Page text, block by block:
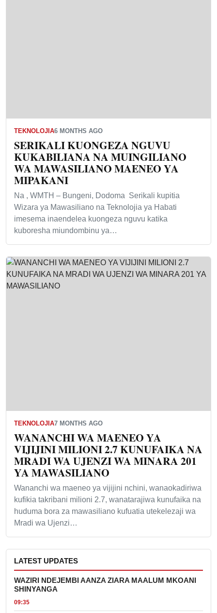
TEKNOLOJIA6 MONTHS AGO
SERIKALI KUONGEZA NGUVU
KUKABILIANA NA MUINGILIANO
WA MAWASILIANO MAENEO YA
MIPAKANI
‎Na , WMTH – Bungeni, Dodoma ‎ ‎Serikali kupitia
Wizara ya Mawasiliano na Teknolojia ya Habati
imesema inaendelea kuongeza nguvu katika
kuboresha miundombinu ya…
TEKNOLOJIA7 MONTHS AGO
WANANCHI WA MAENEO YA
VIJIJINI MILIONI 2.7 KUNUFAIKA NA
MRADI WA UJENZI WA MINARA 201
YA MAWASILIANO
Wananchi wa maeneo ya vijijini nchini, wanaokadiriwa
kufikia takribani milioni 2.7, wanatarajiwa kunufaika na
huduma bora za mawasiliano kufuatia utekelezaji wa
Mradi wa Ujenzi…
LATEST UPDATES
WAZIRI NDEJEMBI AANZA ZIARA MAALUM MKOANI
SHINYANGA
09:35